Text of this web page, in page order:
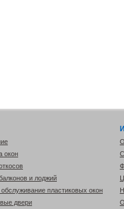
окон
и лоджий
пластиковых окон
двери